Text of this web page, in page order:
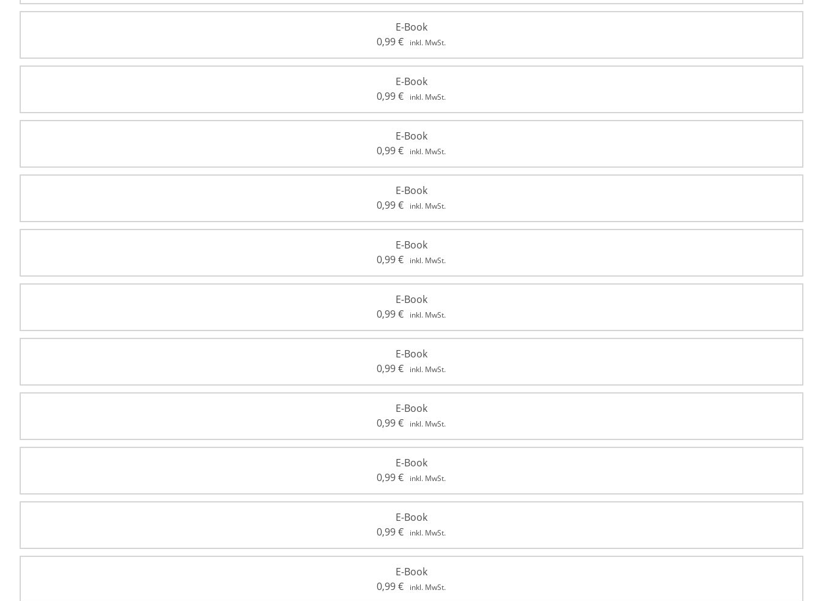
E-Book
0,99€ inkl. MwSt.
E-Book
0,99€ inkl. MwSt.
E-Book
0,99€ inkl. MwSt.
E-Book
0,99€ inkl. MwSt.
E-Book
0,99€ inkl. MwSt.
E-Book
0,99€ inkl. MwSt.
E-Book
0,99€ inkl. MwSt.
E-Book
0,99€ inkl. MwSt.
E-Book
0,99€ inkl. MwSt.
E-Book
0,99€ inkl. MwSt.
E-Book
0,99€ inkl. MwSt.